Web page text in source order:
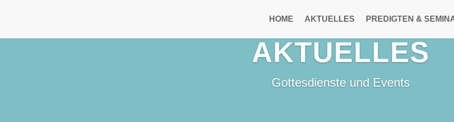
HOME AKTUELLES PREDIGTEN &
AKTUELLES
Gottesdienste und Events